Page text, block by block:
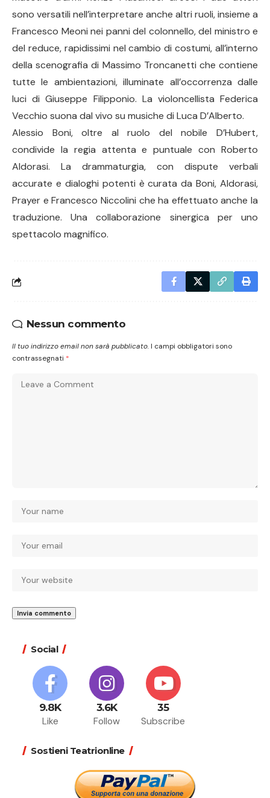
sono versatili nell’interpretare anche altri ruoli, insieme a
Francesco Meoni nei panni del colonnello, del ministro e
del reduce, rapidissimi nel cambio di costumi, all’interno
della scenografia di Massimo Troncanetti che contiene
tutte le ambientazioni, illuminate all’occorrenza dalle
luci di Giuseppe Filipponio. La violoncellista Federica
Vecchio suona dal vivo su musiche di Luca D’Alberto.
Alessio Boni, oltre al ruolo del nobile D’Hubert,
condivide la regia attenta e puntuale con Roberto
Aldorasi. La drammaturgia, con dispute verbali
accurate e dialoghi potenti è curata da Boni, Aldorasi,
Prayer e Francesco Niccolini che ha effettuato anche la
traduzione. Una collaborazione sinergica per uno
spettacolo magnifico.
Nessun commento
Il tuo indirizzo email non sarà pubblicato. I campi obbligatori sono
contrassegnati *
Social
9.8K
Like
3.6K
Follow
35
Subscribe
Sostieni Teatrionline